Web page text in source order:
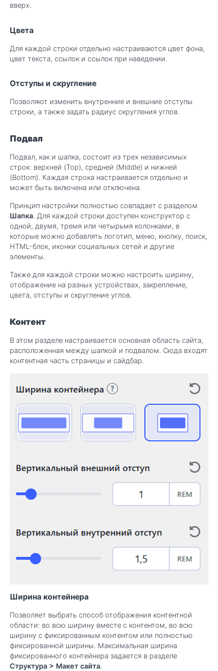
вверх.
Цвета
Для каждой строки отдельно настраиваются цвет фона,
цвет текста, ссылок и ссылок при наведении.
Отступы и скругление
Позволяют изменить внутренние и внешние отступы
строки, а также задать радиус скругления углов.
Подвал
Подвал, как и шапка, состоит из трех независимых
строк: верхней (Top), средней (Middle) и нижней
(Bottom). Каждая строка настраивается отдельно и
может быть включена или отключена.
Принцип настройки полностью совпадает с разделом
Шапка. Для каждой строки доступен конструктор с
одной, двумя, тремя или четырьмя колонками, в
которые можно добавлять логотип, меню, кнопку, поиск,
HTML-блок, иконки социальных сетей и другие
элементы.
Также для каждой строки можно настроить ширину,
отображение на разных устройствах, закрепление,
цвета, отступы и скругление углов.
Контент
В этом разделе настраивается основная область сайта,
расположенная между шапкой и подвалом. Сюда входят
контентная часть страницы и сайдбар.
Ширина контейнера
Позволяет выбрать способ отображения контентной
области: во всю ширину вместе с контентом, во всю
ширину с фиксированным контентом или полностью
фиксированной ширины. Максимальная ширина
фиксированного контейнера задается в разделе
Структура > Макет сайта.